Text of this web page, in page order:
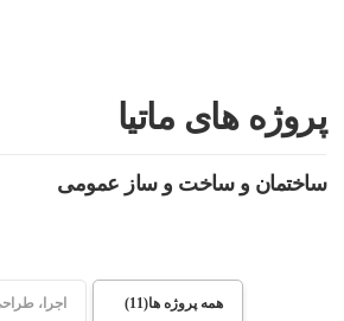
پروژه های ماتیا
ساختمان و ساخت و ساز عمومی
همه پروژه ها 11 اجرا،